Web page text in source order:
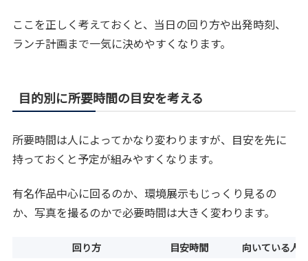
ここを正しく考えておくと、当日の回り方や出発時刻、
ランチ計画まで一気に決めやすくなります。
目的別に所要時間の目安を考える
所要時間は人によってかなり変わりますが、目安を先に
持っておくと予定が組みやすくなります。
有名作品中心に回るのか、環境展示もじっくり見るの
か、写真を撮るのかで必要時間は大きく変わります。
回り方 目安時間 向いている人